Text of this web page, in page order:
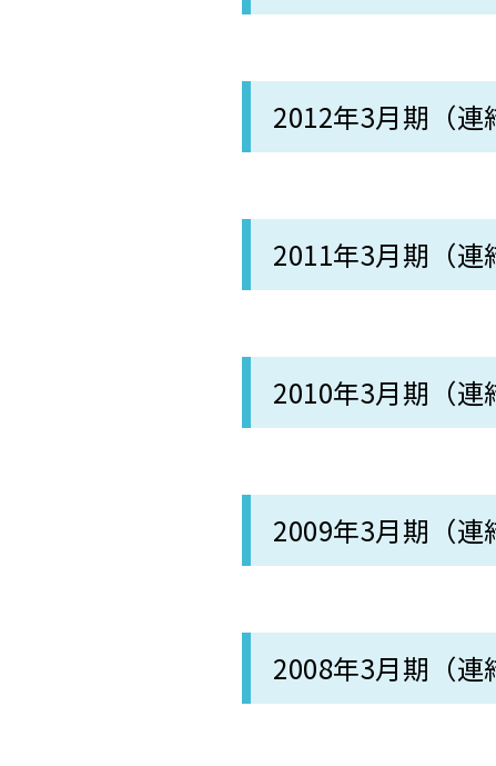
2012年3月期（連
2011年3月期（連
2010年3月期（連
2009年3月期（連
2008年3月期（連